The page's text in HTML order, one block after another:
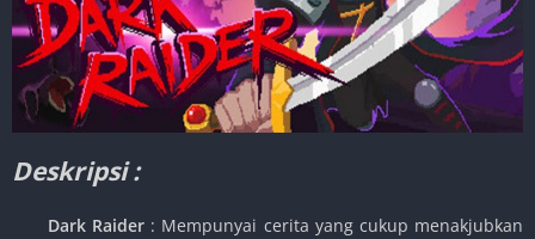
Deskripsi :
Dark Raider : Mempunyai cerita yang cukup menakjubkan